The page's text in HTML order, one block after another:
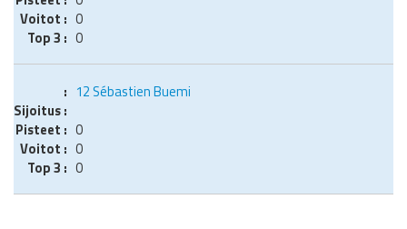
0
0
12 Sébastien Buemi
0
0
0